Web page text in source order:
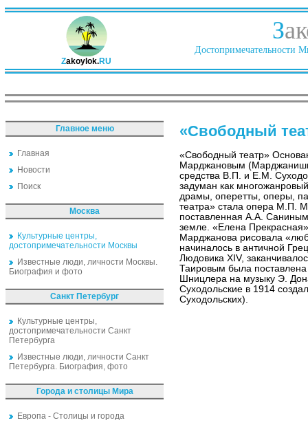
Zakoylok.RU
З
Достопримечательности
Главное меню
Главная
Новости
Поиск
Москва
Культурные центры,
достопримечательности Москвы
Известные люди, личности Москвы.
Биография и фото
Санкт Петербург
Культурные центры,
достопримечательности Санкт
Петербурга
Известные люди, личности Санкт
Петербурга. Биография, фото
Города и столицы Мира
Европа - Столицы и города
«Свободный
«Свободный театр»
Марджановым
средства В.П. и Е.М.
задуман как
драмы, оперетты, оперы,
театра» стала опера М.П.
поставленная А.А.
земле. «Елена
Марджанова рисовала
начиналось в античной
Людовика XIV,
Таировым была
Шницлера на музыку Э.
Суходольские в 1914
Суходольских).